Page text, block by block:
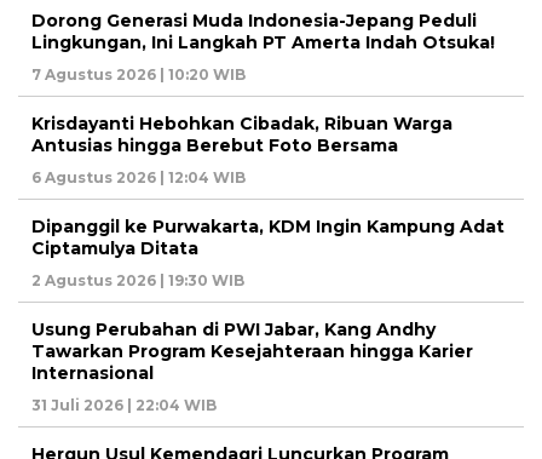
Dorong Generasi Muda Indonesia-Jepang Peduli
Lingkungan, Ini Langkah PT Amerta Indah Otsuka!
7 Agustus 2026 | 10:20 WIB
Krisdayanti Hebohkan Cibadak, Ribuan Warga
Antusias hingga Berebut Foto Bersama
6 Agustus 2026 | 12:04 WIB
Dipanggil ke Purwakarta, KDM Ingin Kampung Adat
Ciptamulya Ditata
2 Agustus 2026 | 19:30 WIB
Usung Perubahan di PWI Jabar, Kang Andhy
Tawarkan Program Kesejahteraan hingga Karier
Internasional
31 Juli 2026 | 22:04 WIB
Hergun Usul Kemendagri Luncurkan Program